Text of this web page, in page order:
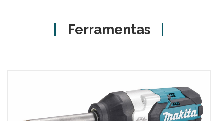
Ferramentas